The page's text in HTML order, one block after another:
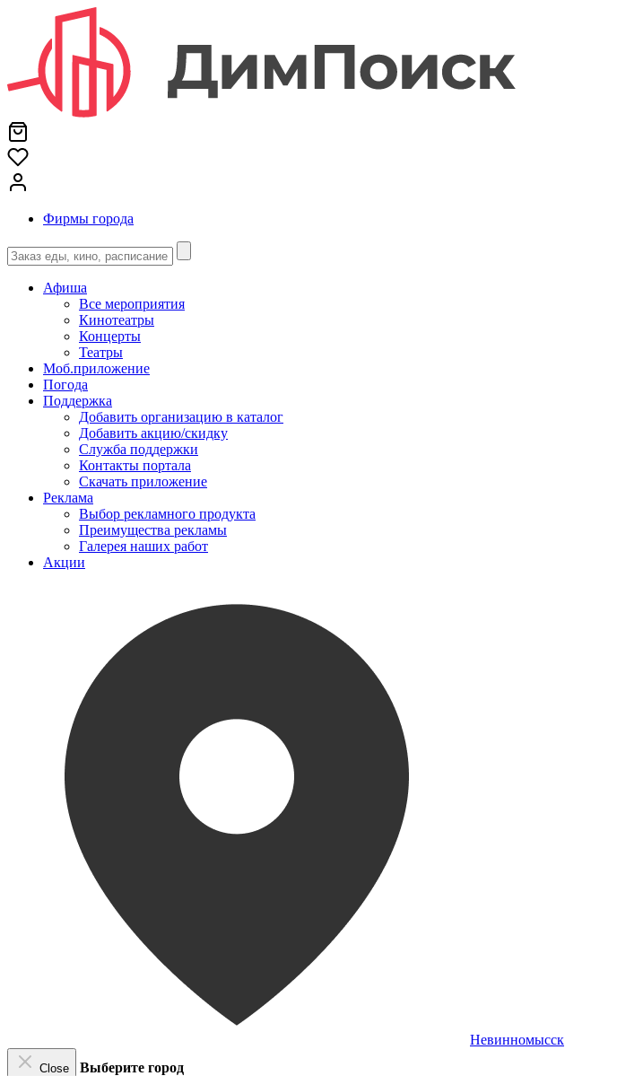
Фирмы города
Афиша
Все мероприятия
Кинотеатры
Концерты
Театры
Моб.приложение
Погода
Поддержка
Добавить организацию в каталог
Добавить акцию/скидку
Служба поддержки
Контакты портала
Скачать приложение
Реклама
Выбор рекламного продукта
Преимущества рекламы
Галерея наших работ
Акции
Невинномысск
Close Выберите город